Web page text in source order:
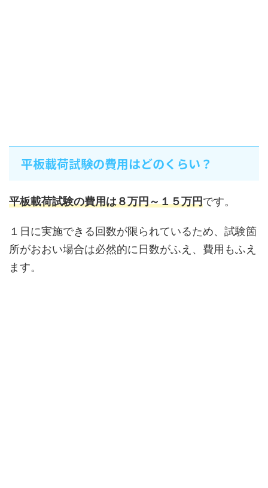
平板載荷試験の費用はどのくらい？
平板載荷試験の費用は８万円～１５万円です。
１日に実施できる回数が限られているため、試験箇
所がおおい場合は必然的に日数がふえ、費用もふえ
ます。